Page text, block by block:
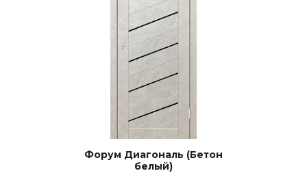
Форум Диагональ (Бетон
белый)